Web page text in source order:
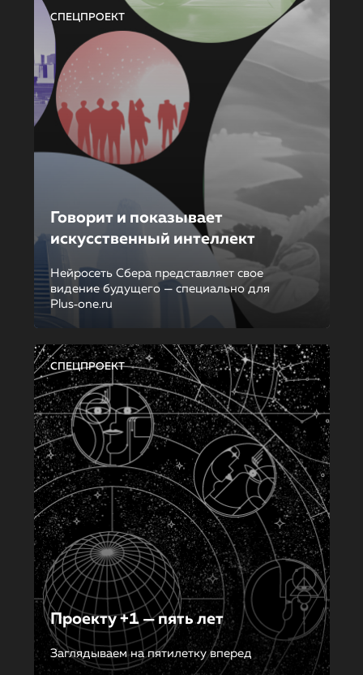
СПЕЦПРОЕКТ
Говорит и показывает
искусственный интеллект
Нейросеть Сбера представляет свое
видение будущего — специально для
Plus‑one.ru
СПЕЦПРОЕКТ
Проекту +1 — пять лет
Заглядываем на пятилетку вперед